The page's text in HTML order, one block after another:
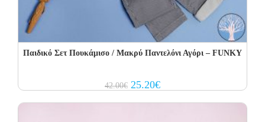
Παιδικό Σετ Πουκάμισο / Μακρύ Παντελόνι Αγόρι – FUNKY
42.00€ Original
price
25.20€Current
price